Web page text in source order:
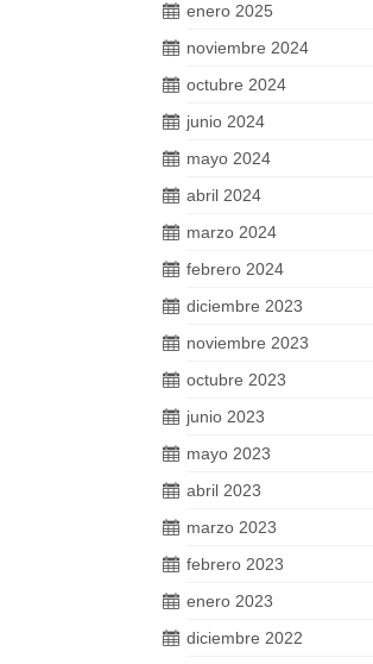
enero 2025
noviembre 2024
octubre 2024
junio 2024
mayo 2024
abril 2024
marzo 2024
febrero 2024
diciembre 2023
noviembre 2023
octubre 2023
junio 2023
mayo 2023
abril 2023
marzo 2023
febrero 2023
enero 2023
diciembre 2022